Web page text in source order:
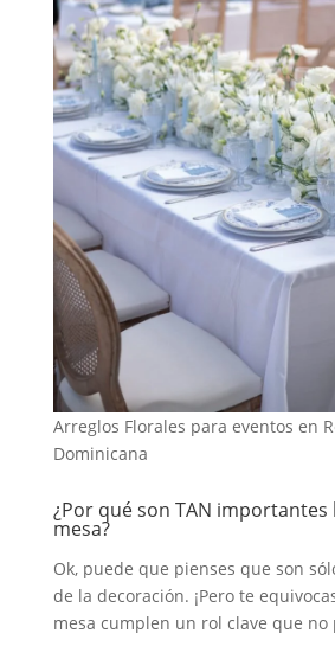
Arreglos Florales para eventos en
Dominicana
¿Por qué son TAN importantes
mesa?
Ok, puede que pienses que son
de la decoración. ¡Pero te
mesa cumplen un rol clave que no